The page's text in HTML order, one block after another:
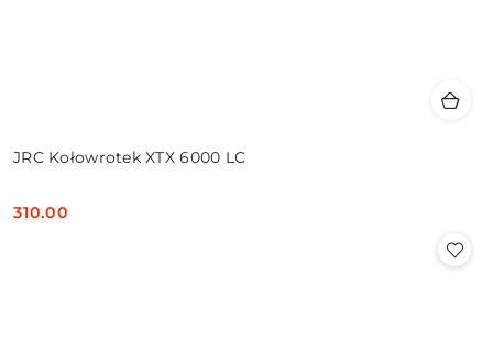
JRC Kołowrotek XTX 6000 LC
Cena:
310.00